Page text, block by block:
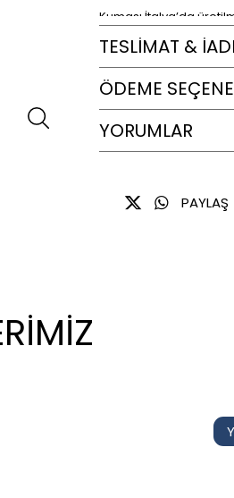
Kumaşı İtalya’da
Renk : Çok Renkli
TESLİMAT &
ÖDEME
YORUMLAR
PAYLAŞ